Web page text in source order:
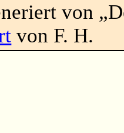
von
von F. H.